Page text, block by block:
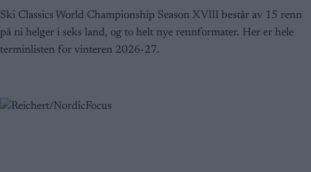
Ski Classics World Championship Season XVIII består av 15 renn
på ni helger i seks land, og to helt nye rennformater. Her er hele
terminlisten for vinteren 2026-27.